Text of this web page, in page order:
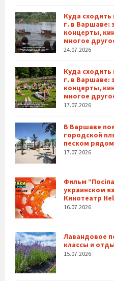
Куда сходить
г. в Варшаве:
концерты,
многое
24.07.2026
Куда сходить
г. в Варшаве:
концерты,
многое
17.07.2026
В Варшаве
городской
песком
17.07.2026
Фильм
украинском
Кинотеатр
16.07.2026
Лавандовое
классы и
15.07.2026